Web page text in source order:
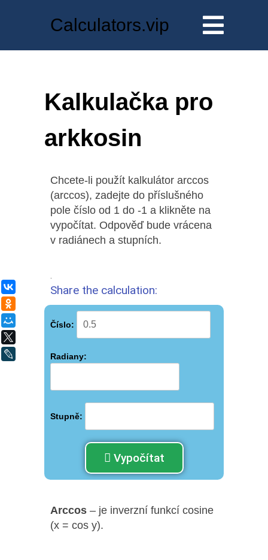
Calculators.vip
Kalkulačka pro
arkkosin
Chcete-li použít kalkulátor arccos
(arccos), zadejte do příslušného
pole číslo od 1 do -1 a klikněte na
vypočítat. Odpověď bude vrácena
v radiánech a stupních.
Share the calculation:
Číslo:
Radiany:
Stupně:
Vypočítat
Arccos – je inverzní funkcí cosine
(x = cos y).
ВКонтакте
Одноклассники
Мой Мир
LiveJournal